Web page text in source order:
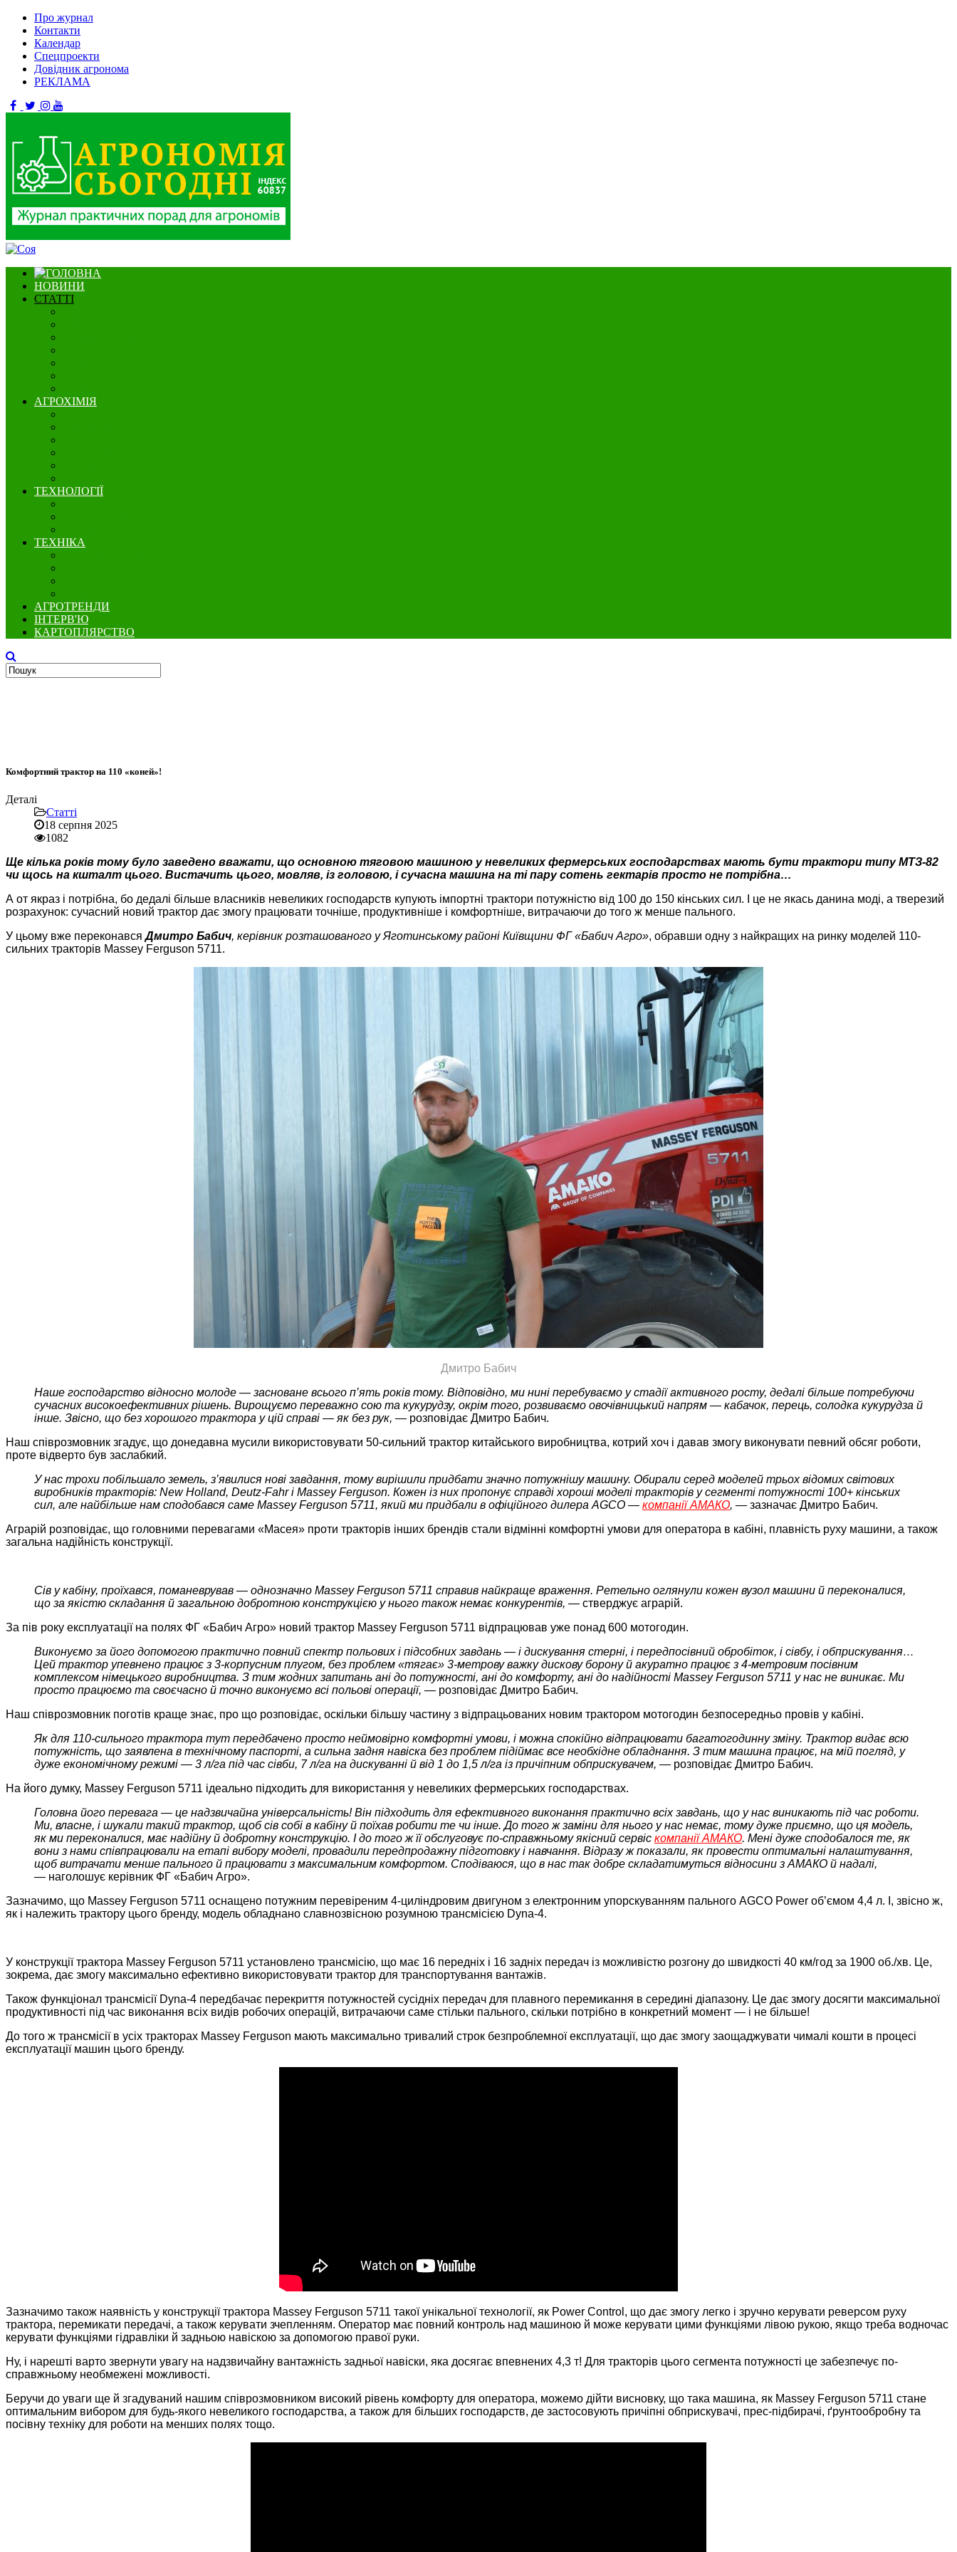
Про журнал
Контакти
Календар
Спецпроекти
Довідник агронома
РЕКЛАМА
НОВИНИ
СТАТТІ
АГРОХІМІЯ
ТЕХНОЛОГІЇ
ТЕХНІКА
АГРОТРЕНДИ
ІНТЕРВ'Ю
КАРТОПЛЯРСТВО
Комфортний трактор на 110 «коней»!
Деталі
Статті
18 серпня 2025
1082
Ще кілька років тому було заведено вважати, що основною тяговою машиною у невеликих фермерських господарствах мають бути трактори типу МТЗ-82
чи щось на кшталт цього. Вистачить цього, мовляв, із головою, і сучасна машина на ті пару сотень гектарів просто не потрібна…
А от якраз і потрібна, бо дедалі більше власників невеликих господарств купують імпортні трактори потужністю від 100 до 150 кінських сил. І це не якась данина моді, а тверезий
розрахунок: сучасний новий трактор дає змогу працювати точніше, продуктивніше і комфортніше, витрачаючи до того ж менше пального.
У цьому вже переконавсяДмитро Бабич, керівник розташованого у Яготинському районі Київщини ФГ «Бабич Агро», обравши одну з найкращих на ринку моделей 110-
сильних тракторів Massey Ferguson 5711.
Дмитро Бабич
Наше господарство відносно молоде — засноване всього п’ять років тому. Відповідно, ми нині перебуваємо у стадії активного росту, дедалі більше потребуючи
сучасних високоефективних рішень. Вирощуємо переважно сою та кукурудзу, окрім того, розвиваємо овочівницький напрям — кабачок, перець, солодка кукурудза й
інше. Звісно, що без хорошого трактора у цій справі — як без рук, — розповідає Дмитро Бабич.
Наш співрозмовник згадує, що донедавна мусили використовувати 50-сильний трактор китайського виробництва, котрий хоч і давав змогу виконувати певний обсяг роботи,
проте відверто був заслабкий.
У нас трохи побільшало земель, з’явилися нові завдання, тому вирішили придбати значно потужнішу машину. Обирали серед моделей трьох відомих світових
виробників тракторів: New Holland, Deutz-Fahr і Massey Ferguson. Кожен із них пропонує справді хороші моделі тракторів у сегменті потужності 100+ кінських
сил, але найбільше нам сподобався саме Massey Ferguson 5711, який ми придбали в офіційного дилера AGCO — компанії АМАКО, — зазначає Дмитро Бабич.
Аграрій розповідає, що головними перевагами «Масея» проти тракторів інших брендів стали відмінні комфортні умови для оператора в кабіні, плавність руху машини, а також
загальна надійність конструкції.
Сів у кабіну, проїхався, поманеврував — однозначно Massey Ferguson 5711 справив найкраще враження. Ретельно оглянули кожен вузол машини й переконалися,
що за якістю складання й загальною добротною конструкцією у нього також немає конкурентів, — стверджує аграрій.
За пів року експлуатації на полях ФГ «Бабич Агро» новий трактор Massey Ferguson 5711 відпрацював уже понад 600 мотогодин.
Виконуємо за його допомогою практично повний спектр польових і підсобних завдань — і дискування стерні, і передпосівний обробіток, і сівбу, і обприскування…
Цей трактор упевнено працює з 3-корпусним плугом, без проблем «тягає» 3-метрову важку дискову борону й акуратно працює з 4-метровим посівним
комплексом німецького виробництва. З тим жодних запитань ані до потужності, ані до комфорту, ані до надійності Massey Ferguson 5711 у нас не виникає. Ми
просто працюємо та своєчасно й точно виконуємо всі польові операції, — розповідає Дмитро Бабич.
Наш співрозмовник поготів краще знає, про що розповідає, оскільки більшу частину з відпрацьованих новим трактором мотогодин безпосередньо провів у кабіні.
Як для 110-сильного трактора тут передбачено просто неймовірно комфортні умови, і можна спокійно відпрацювати багатогодинну зміну. Трактор видає всю
потужність, що заявлена в технічному паспорті, а сильна задня навіска без проблем підіймає все необхідне обладнання. З тим машина працює, на мій погляд, у
дуже економічному режимі — 3 л/га під час сівби, 7 л/га на дискуванні й від 1 до 1,5 л/га із причіпним обприскувачем, — розповідає Дмитро Бабич.
На його думку, Massey Ferguson 5711 ідеально підходить для використання у невеликих фермерських господарствах.
Головна його перевага — це надзвичайна універсальність! Він підходить для ефективного виконання практично всіх завдань, що у нас виникають під час роботи.
Ми, власне, і шукали такий трактор, щоб сів собі в кабіну й поїхав робити те чи інше. До того ж заміни для нього у нас немає, тому дуже приємно, що ця модель,
як ми переконалися, має надійну й добротну конструкцію. І до того ж її обслуговує по-справжньому якісний сервіс компанії АМАКО. Мені дуже сподобалося те, як
вони з нами співпрацювали на етапі вибору моделі, провадили передпродажну підготовку і навчання. Відразу ж показали, як провести оптимальні налаштування,
щоб витрачати менше пального й працювати з максимальним комфортом. Сподіваюся, що в нас так добре складатимуться відносини з АМАКО й надалі,
— наголошує керівник ФГ «Бабич Агро».
Зазначимо, що Massey Ferguson 5711 оснащено потужним перевіреним 4-циліндровим двигуном з електронним упорскуванням пального AGCO Power об’ємом 4,4 л. І, звісно ж,
як і належить трактору цього бренду, модель обладнано славнозвісною розумною трансмісією Dyna-4.
У конструкції трактора Massey Ferguson 5711 установлено трансмісію, що має 16 передніх і 16 задніх передач із можливістю розгону до швидкості 40 км/год за 1900 об./хв. Це,
зокрема, дає змогу максимально ефективно використовувати трактор для транспортування вантажів.
Також функціонал трансмісії Dyna-4 передбачає перекриття потужностей сусідніх передач для плавного перемикання в середині діапазону. Це дає змогу досягти максимальної
продуктивності під час виконання всіх видів робочих операцій, витрачаючи саме стільки пального, скільки потрібно в конкретний момент — і не більше!
До того ж трансмісії в усіх тракторах Massey Ferguson мають максимально тривалий строк безпроблемної експлуатації, що дає змогу заощаджувати чималі кошти в процесі
експлуатації машин цього бренду.
Зазначимо також наявність у конструкції трактора Massey Ferguson 5711 такої унікальної технології, як Power Control, що дає змогу легко і зручно керувати реверсом руху
трактора, перемикати передачі, а також керувати зчепленням. Оператор має повний контроль над машиною й може керувати цими функціями лівою рукою, якщо треба водночас
керувати функціями гідравліки й задньою навіскою за допомогою правої руки.
Ну, і нарешті варто звернути увагу на надзвичайну вантажність задньої навіски, яка досягає впевнених 4,3 т! Для тракторів цього сегмента потужності це забезпечує по-
справжньому необмежені можливості.
Беручи до уваги ще й згадуваний нашим співрозмовником високий рівень комфорту для оператора, можемо дійти висновку, що така машина, як Massey Ferguson 5711 стане
оптимальним вибором для будь-якого невеликого господарства, а також для більших господарств, де застосовують причіпні обприскувачі, прес-підбирачі, ґрунтообробну та
посівну техніку для роботи на менших полях тощо.